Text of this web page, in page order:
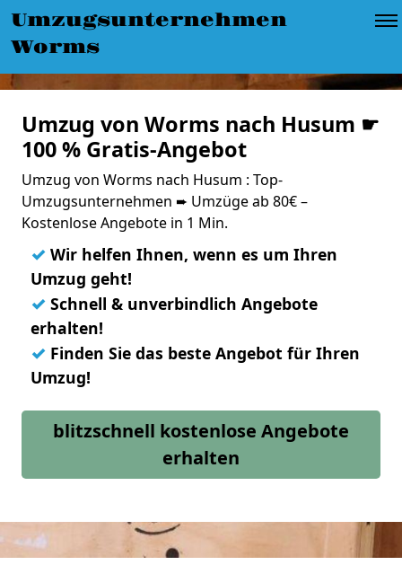
Umzugsunternehmen
Worms
Umzug von Worms nach Husum ☛
100 % Gratis-Angebot
Umzug von Worms nach Husum : Top-
Umzugsunternehmen ➨ Umzüge ab 80€ –
Kostenlose Angebote in 1 Min.
✓ Wir helfen Ihnen, wenn es um Ihren
Umzug geht!
✓ Schnell & unverbindlich Angebote
erhalten!
✓ Finden Sie das beste Angebot für Ihren
Umzug!
blitzschnell kostenlose Angebote
erhalten